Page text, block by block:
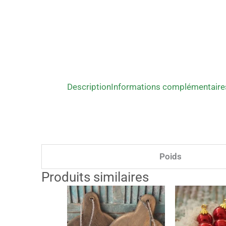
DescriptionInformations
Poids
Produits similaires
Plage
de
Ce
produit
a
a